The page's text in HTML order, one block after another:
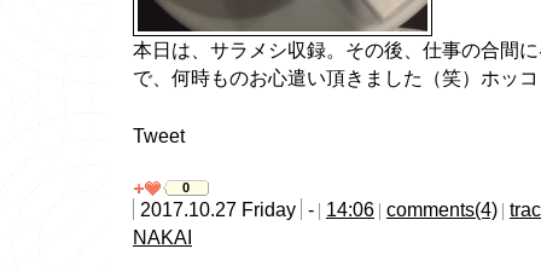
本日は、サラメシ収録。その後、仕事の合間
で、何時ものお心遣い頂きました（笑）ホッ
Tweet
0
2017.10.27 Friday - 14:06 comments(4)
NAKAI